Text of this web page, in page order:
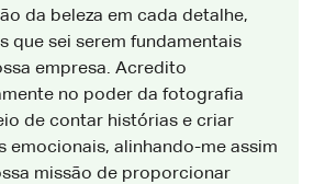
da beleza em cada detalhe,
que sei serem fundamentais
empresa. Acredito
no poder da fotografia
de contar histórias e criar
emocionais, alinhando-me assim
missão de proporcionar